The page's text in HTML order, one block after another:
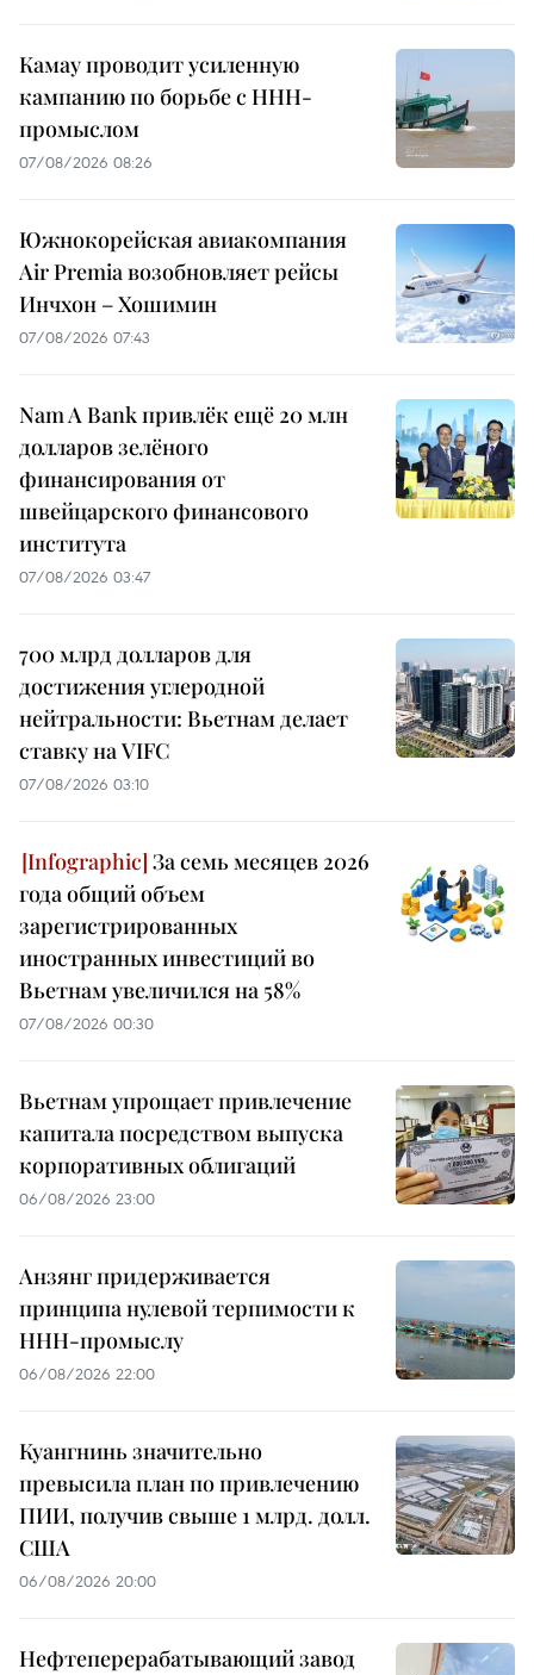
Камау проводит усиленную
кампанию по борьбе с ННН-
промыслом
07/08/2026 08:26
Южнокорейская авиакомпания
Air Premia возобновляет рейсы
Инчхон – Хошимин
07/08/2026 07:43
Nam A Bank привлёк ещё 20 млн
долларов зелёного
финансирования от
швейцарского финансового
института
07/08/2026 03:47
700 млрд долларов для
достижения углеродной
нейтральности: Вьетнам делает
ставку на VIFC
07/08/2026 03:10
За семь месяцев 2026
года общий объем
зарегистрированных
иностранных инвестиций во
Вьетнам увеличился на 58%
07/08/2026 00:30
Вьетнам упрощает привлечение
капитала посредством выпуска
корпоративных облигаций
06/08/2026 23:00
Анзянг придерживается
принципа нулевой терпимости к
ННН-промыслу
06/08/2026 22:00
Куангнинь значительно
превысила план по привлечению
ПИИ, получив свыше 1 млрд. долл.
США
06/08/2026 20:00
Нефтеперерабатывающий завод